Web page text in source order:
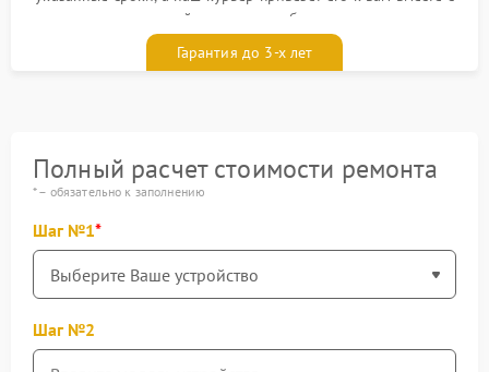
гарантийным талоном бесплатно
Гарантия до 3-х лет
Полный расчет стоимости ремонта
* – обязательно к заполнению
Шаг №1
Шаг №2